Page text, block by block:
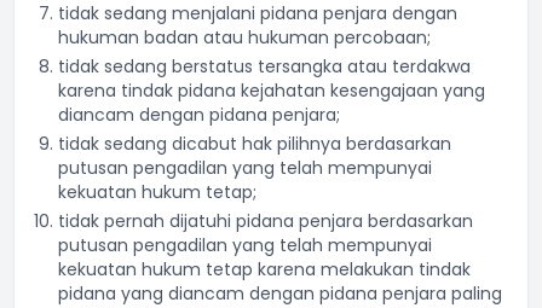
tidak sedang menjalani pidana penjara dengan
hukuman badan atau hukuman percobaan;
tidak sedang berstatus tersangka atau terdakwa
karena tindak pidana kejahatan kesengajaan yang
diancam dengan pidana penjara;
tidak sedang dicabut hak pilihnya berdasarkan
putusan pengadilan yang telah mempunyai
kekuatan hukum tetap;
tidak pernah dijatuhi pidana penjara berdasarkan
putusan pengadilan yang telah mempunyai
kekuatan hukum tetap karena melakukan tindak
pidana yang diancam dengan pidana penjara paling